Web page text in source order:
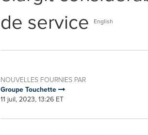
de service
English
NOUVELLES FOURNIES PAR
Groupe Touchette
11 juil, 2023, 13:26 ET